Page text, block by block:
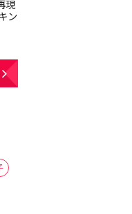
現
ン